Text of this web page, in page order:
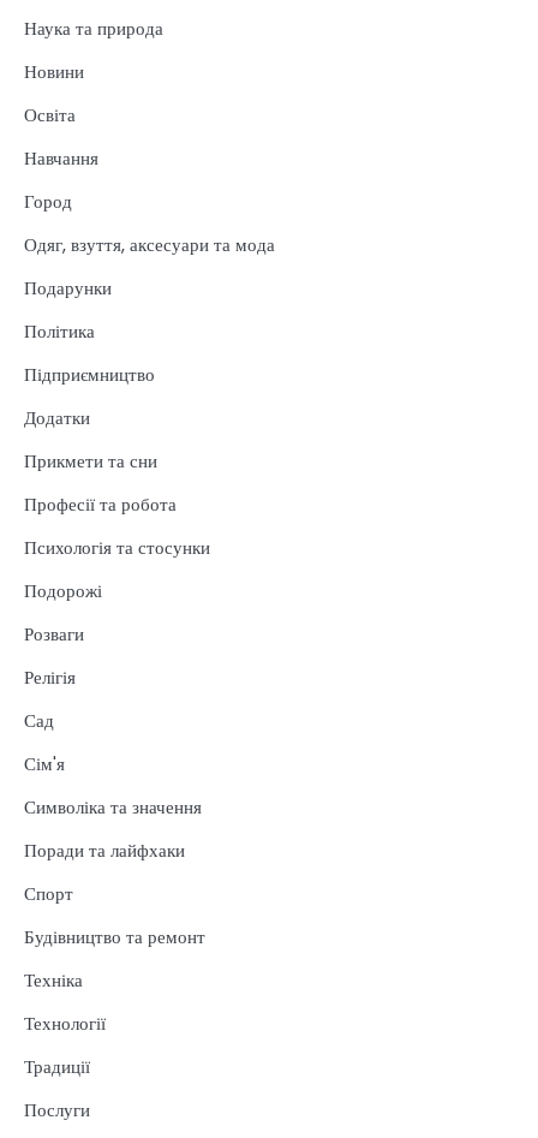
Наука та природа
Новини
Освіта
Навчання
Город
Одяг, взуття, аксесуари та мода
Подарунки
Політика
Підприємництво
Додатки
Прикмети та сни
Професії та робота
Психологія та стосунки
Подорожі
Розваги
Релігія
Сад
Сім'я
Символіка та значення
Поради та лайфхаки
Спорт
Будівництво та ремонт
Техніка
Технології
Традиції
Послуги